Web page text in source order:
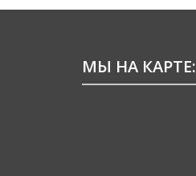
МЫ НА КАРТЕ: